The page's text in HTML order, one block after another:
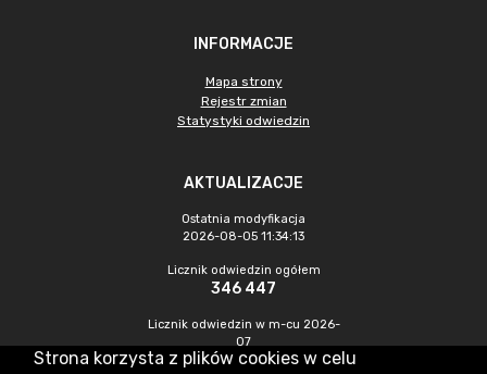
INFORMACJE
Mapa strony
Rejestr zmian
Statystyki odwiedzin
AKTUALIZACJE
Ostatnia modyfikacja
2026-08-05 11:34:13
Licznik odwiedzin ogółem
346 447
Licznik odwiedzin w m-cu 2026-
07
838
Strona korzysta z plików cookies w celu